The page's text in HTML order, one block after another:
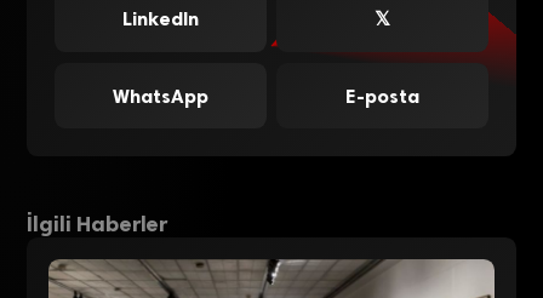
LinkedIn
𝕏
WhatsApp E-posta
İlgili Haberler